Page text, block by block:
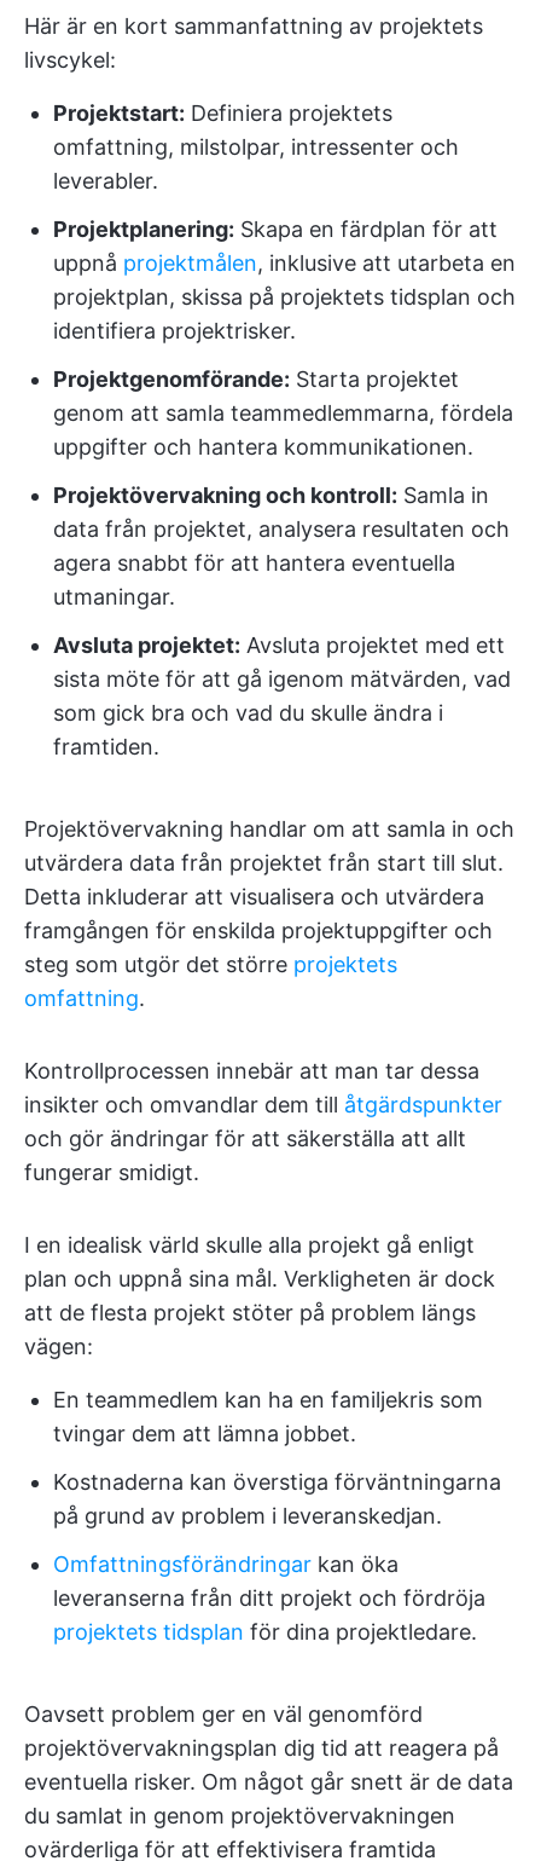
Här är en kort sammanfattning av projektets
livscykel:
Projektstart: Definiera projektets
omfattning, milstolpar, intressenter och
leverabler.
Projektplanering: Skapa en färdplan för att
uppnå projektmålen, inklusive att utarbeta en
projektplan, skissa på projektets tidsplan och
identifiera projektrisker.
Projektgenomförande: Starta projektet
genom att samla teammedlemmarna, fördela
uppgifter och hantera kommunikationen.
Projektövervakningoch kontroll: Samla in
data från projektet, analysera resultaten och
agera snabbt för att hantera eventuella
utmaningar.
Avsluta projektet: Avsluta projektet med ett
sista möte för att gå igenom mätvärden, vad
som gick bra och vad du skulle ändra i
framtiden.
Projektövervakning handlar om att samla in och
utvärdera data från projektet från start till slut.
Detta inkluderar att visualisera och utvärdera
framgången för enskilda projektuppgifter och
steg som utgör det större projektets
omfattning.
Kontrollprocessen innebär att man tar dessa
insikter och omvandlar dem till åtgärdspunkter
och gör ändringar för att säkerställa att allt
fungerar smidigt.
I en idealisk värld skulle alla projekt gå enligt
plan och uppnå sina mål. Verkligheten är dock
att de flesta projekt stöter på problem längs
vägen:
En teammedlem kan ha en familjekris som
tvingar dem att lämna jobbet.
Kostnaderna kan överstiga förväntningarna
på grund av problem i leveranskedjan.
Omfattningsförändringar kan öka
leveranserna från ditt projekt och fördröja
projektets tidsplan för dina projektledare.
Oavsett problem ger en väl genomförd
projektövervakningsplan dig tid att reagera på
eventuella risker. Om något går snett är de data
du samlat in genom projektövervakningen
ovärderliga för att effektivisera framtida